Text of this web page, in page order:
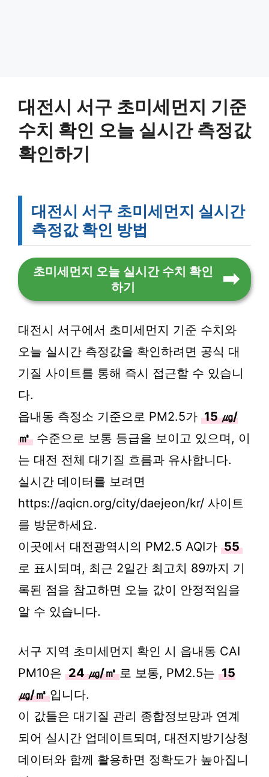
대전시 서구 초미세먼지 기준
수치 확인 오늘 실시간 측정값
확인하기
대전시 서구 초미세먼지 실시간
측정값 확인 방법
초미세먼지 오늘 실시간 수치 확인
하기
대전시 서구에서 초미세먼지 기준 수치와
오늘 실시간 측정값을 확인하려면 공식 대
기질 사이트를 통해 즉시 접근할 수 있습니
다.
읍내동 측정소 기준으로 PM2.5가 15 ㎍/
㎥ 수준으로 보통 등급을 보이고 있으며, 이
는 대전 전체 대기질 흐름과 유사합니다.
실시간 데이터를 보려면
https://aqicn.org/city/daejeon/kr/ 사이트
를 방문하세요.
이곳에서 대전광역시의 PM2.5 AQI가 55
로 표시되며, 최근 2일간 최고치 89까지 기
록된 점을 참고하면 오늘 값이 안정적임을
알 수 있습니다.
서구 지역 초미세먼지 확인 시 읍내동 CAI
PM10은 24 ㎍/㎥ 로 보통, PM2.5는 15
㎍/㎥ 입니다.
이 값들은 대기질 관리 종합정보망과 연계
되어 실시간 업데이트되며, 대전지방기상청
데이터와 함께 활용하면 정확도가 높아집니